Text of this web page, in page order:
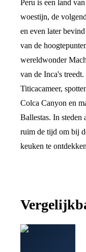
Peru is een land
woestijn, de
en even later
van de
wereldwonder
van de Inca's
Titicacameer,
Colca Canyon en
Ballestas. In
ruim de tijd om bij
keuken te